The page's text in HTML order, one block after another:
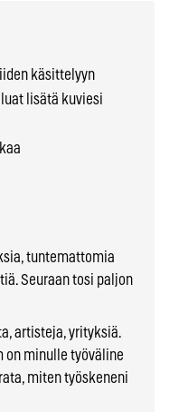
käsittelyyn
lisätä kuviesi
tuntemattomia
Seuraan tosi paljon
artisteja, yrityksiä.
on minulle työväline
miten työskeneni